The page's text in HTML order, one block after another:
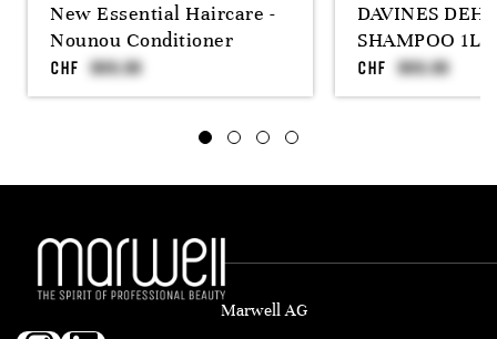
New Essential Haircare -
Nounou Conditioner
CHF
DAVINES
SHAMPOO 1L
CHF
Marwell AG